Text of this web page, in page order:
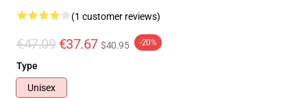
(1 customer reviews)
€47.09 €37.67 $40.95 -20%
Type
Unisex